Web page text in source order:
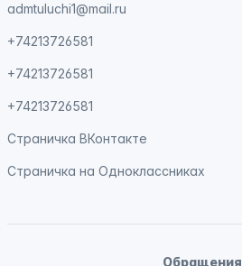
admtuluchi1@mail.ru
+74213726581
+74213726581
+74213726581
Страничка ВКонтакте
Страничка на Одноклассниках
Обращения